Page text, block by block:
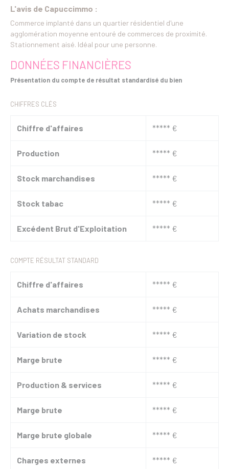
L'avis de Capuccimmo :
Commerce implanté dans un quartier résidentiel d'une
agglomération moyenne entouré de commerces de proximité.
Stationnement aisé. Idéal pour une personne.
DONNÉES FINANCIÈRES
Présentation du compte de résultat standardisé du bien
CHIFFRES CLÉS
Chiffre d'affaires ***** €
Production ***** €
Stock marchandises ***** €
Stock tabac ***** €
Excédent Brut d'Exploitation ***** €
COMPTE RÉSULTAT STANDARD
Chiffre d'affaires ***** €
Achats marchandises ***** €
Variation de stock ***** €
Marge brute ***** €
Production & services ***** €
Marge brute ***** €
Marge brute globale ***** €
Charges externes ***** €